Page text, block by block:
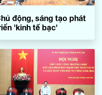
động, sáng tạo phát
'kinh tế bạc'